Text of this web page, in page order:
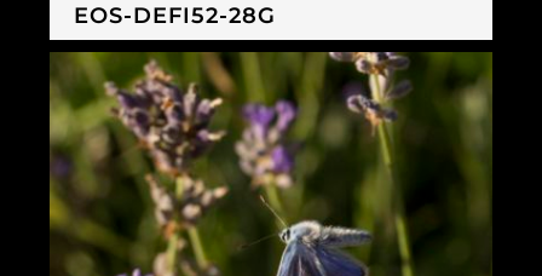
EOS-DEFI52-28G